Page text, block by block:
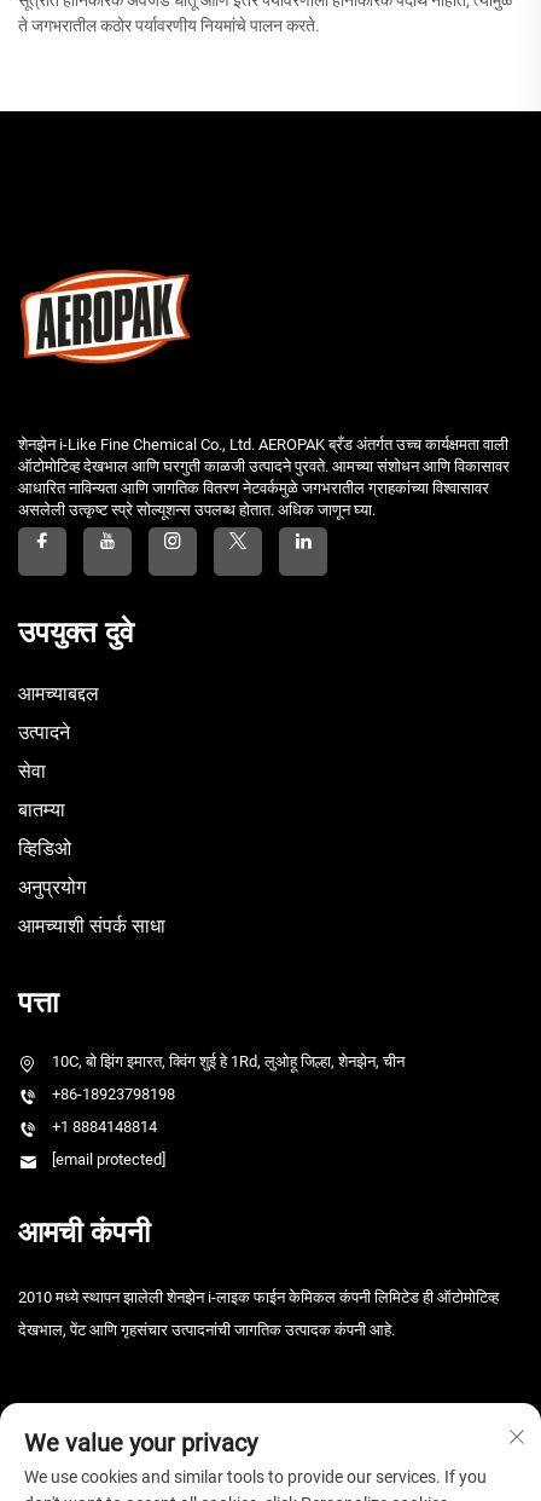
ते जगभरातील कठोर पर्यावरणीय नियमांचे पालन करते.
शेनझेन i-Like Fine Chemical Co., Ltd. AEROPAK ब्रँड अंतर्गत उच्च कार्यक्षमता वाली
ऑटोमोटिव्ह देखभाल आणि घरगुती काळजी उत्पादने पुरवते. आमच्या संशोधन आणि विकासावर
आधारित नाविन्यता आणि जागतिक वितरण नेटवर्कमुळे जगभरातील ग्राहकांच्या विश्वासावर
असलेली उत्कृष्ट स्प्रे सोल्यूशन्स उपलब्ध होतात. अधिक जाणून घ्या.
उपयुक्त दुवे
आमच्याबद्दल
उत्पादने
सेवा
बातम्या
व्हिडिओ
अनुप्रयोग
आमच्याशी संपर्क साधा
पत्ता
10C, बो झिंग इमारत, क्विंग शुई हे 1Rd, लुओहू जिल्हा, शेनझेन, चीन
+86-18923798198
+1 8884148814
[email protected]
आमची कंपनी
2010 मध्ये स्थापन झालेली शेनझेन i-लाइक फाईन केमिकल कंपनी लिमिटेड ही ऑटोमोटिव्ह
देखभाल, पेंट आणि गृहसंचार उत्पादनांची जागतिक उत्पादक कंपनी आहे.
We value your privacy
We use cookies and similar tools to provide our services. If you